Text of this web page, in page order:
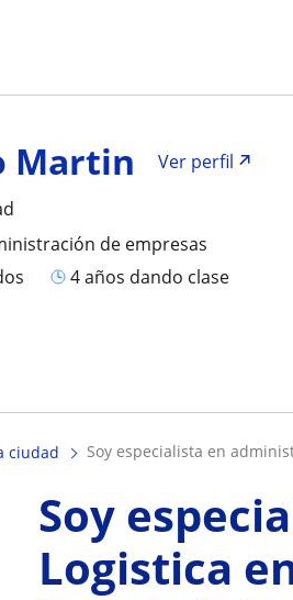
Martin
Ver perfil
de empresas
4 años dando clase
ciudad soy especialista en
Soy
Logistica